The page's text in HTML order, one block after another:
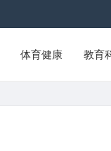
体育健康 教育